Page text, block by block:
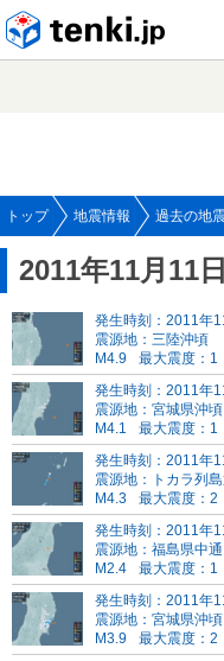
トップ 地震情報 過去の地
2011年11月11
発生時刻：2011年
震源地：三陸沖頃
M4.9
最大震度：1
発生時刻：2011年
震源地：宮城県沖頃
M4.1
最大震度：1
発生時刻：2011年
震源地：トカラ列
M4.3
最大震度：2
発生時刻：2011年
震源地：福島県中
M2.4
最大震度：1
発生時刻：2011年
震源地：宮城県沖頃
M3.9
最大震度：2